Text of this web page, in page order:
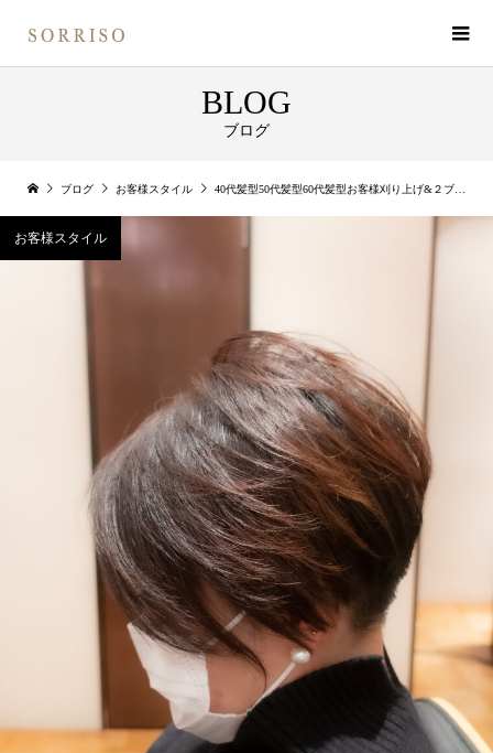
BLOG
ブログ
ブログ お客様スタイル 40代髪型50代髪型60代髪型お客様刈り上げ&２ブロック ハンサムショート！
お客様スタイル